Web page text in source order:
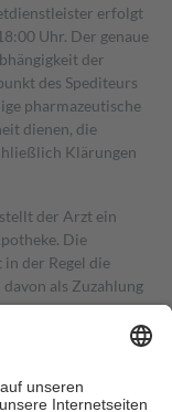
erfolgt
Uhr. Der genaue
der
des Spediteurs
pharmazeutische
dienen, die
Klärungen
der Arzt ein
Die
der Regel die
als Zuzahlung
Höhe von zehn
als die tatsächlichen